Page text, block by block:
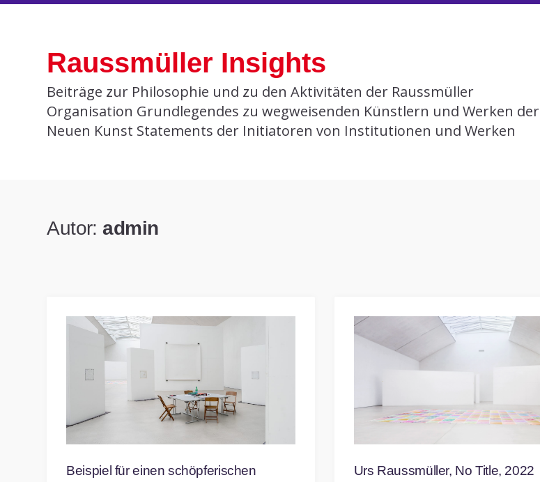
Skip
contentRaussmüller Insights
Beiträge zur Philosophie und zu den Aktivitäten der Raussmüller
Organisation Grundlegendes zu wegweisenden Künstlern und Werken der
Neuen Kunst Statements der Initiatoren von Institutionen und Werken
Autor:admin
Beispiel für einen schöpferischen
Urs Raussmüller, No Title, 2022